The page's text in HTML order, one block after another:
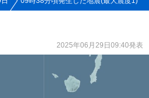
2025年06月29日09:40発表